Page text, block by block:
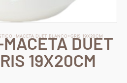
-MACETA DUET BLANCO+GRIS 19X20CM
DUET
19X20CM